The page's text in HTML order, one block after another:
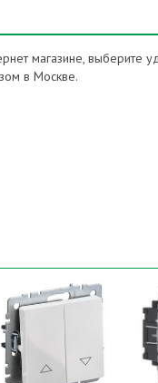
магазине, выберите
в Москве.